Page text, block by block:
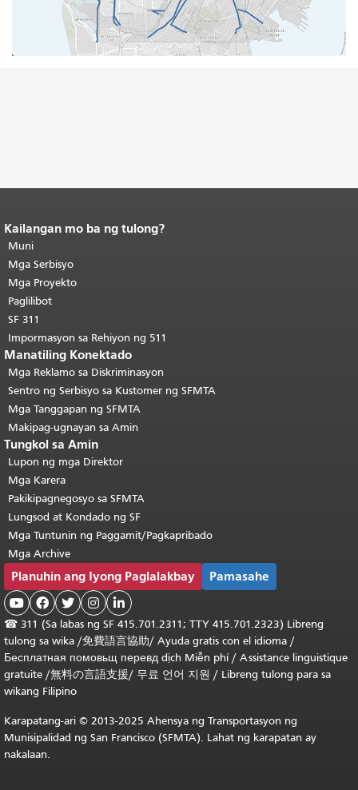
Katapusan ng nilalaman ng
pahina.
pahinang ito ay nauulit sa bawat
pahina.Bumalik sa tuktok ng
pangunahing nilalaman
Kailangan mo ba ng tulong?
Muni
Mga Serbisyo
Mga Proyekto
Paglilibot
SF 311
Impormasyon sa Rehiyon ng 511
Manatiling Konektado
Mga Reklamo sa Diskriminasyon
Sentro ng Serbisyo sa Kustomer ng SFMTA
Mga Tanggapan ng SFMTA
Makipag-ugnayan sa Amin
Tungkol sa Amin
Lupon ng mga Direktor
Mga Karera
Pakikipagnegosyo sa SFMTA
Lungsod at Kondado ng SF
Mga Tuntunin ng Paggamit/Pagkapribado
Mga Archive
Planuhin ang Iyong Paglalakbay Pamasahe
    
☎ 311 (Sa labas ng SF 415.701.2311; TTY 415.701.2323) Libreng
tulong sa wika /免費語言協助/ Ayuda gratis con el idioma /
Бесплатная помовьщ перевд dịch Miễn phí/ Assistance linguistique
gratuite /無料の言語支援/ 무료 언어 지원 / Libreng tulong para sa
wikang Filipino
Karapatang-ari © 2013-2025 Ahensya ng Transportasyon ng
Munisipalidad ng San Francisco (SFMTA). Lahat ng karapatan ay
nakalaan.